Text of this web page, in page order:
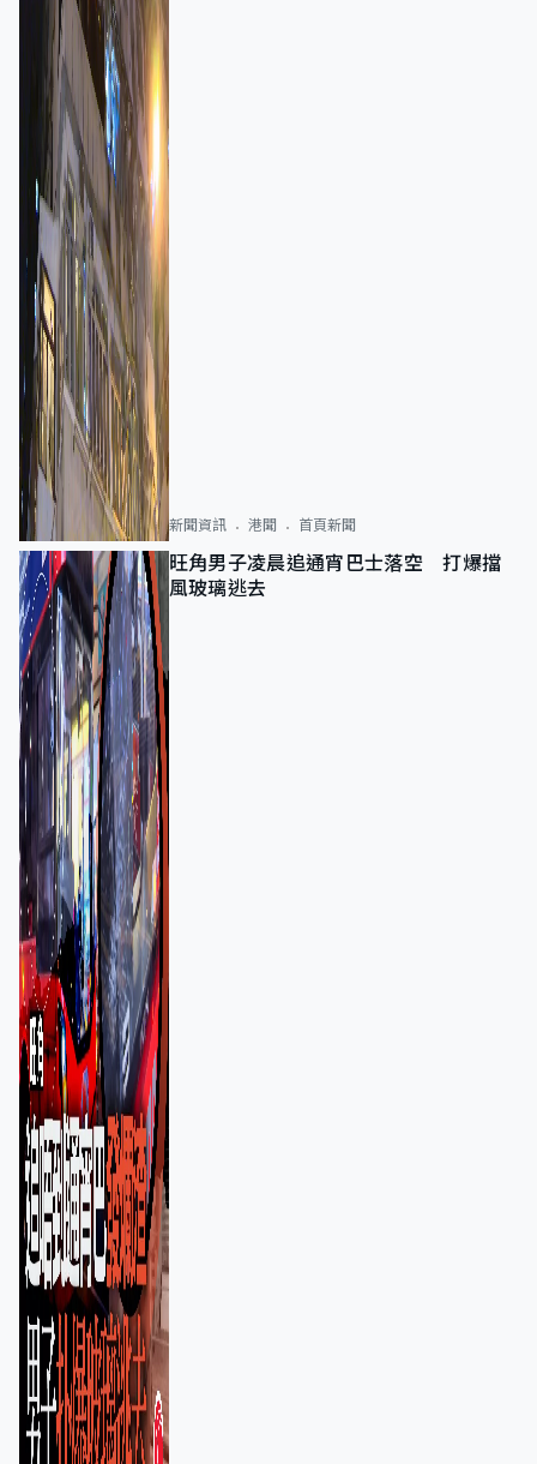
新聞資訊 港聞 首頁新聞
旺角男子凌晨追通宵巴士落空 打爆擋
風玻璃逃去